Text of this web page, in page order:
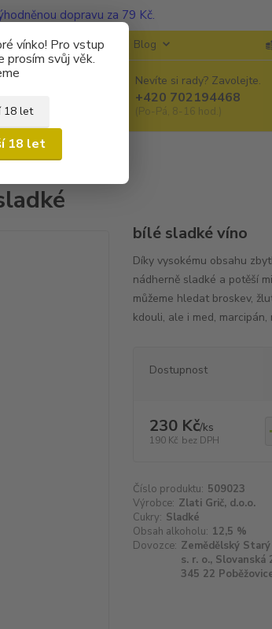
dopravu za 79 Kč.
vínko! Pro vstup
prosím svůj věk.
18 let
18 let
O vinařstvích Blog
Nevíte si rady? Zavolejte.
+420 702194468
(Po-Pá, 8-16 hod.)
2019 sladké
bílé sladké víno
Díky vysokému obsahu
nádherně sladké a potěší
můžeme hledat broskev,
kdouli, ale i med,
Dostupnost
230 Kč/ks
190 Kč bez DPH
Číslo produktu: 509023
Výrobce: Zlati Grič, d.o.o.
Cukry: Sladké
Obsah alkoholu: 12,5 %
Dovozce: Zemědělský
s. r. o., Slovanská
345 22